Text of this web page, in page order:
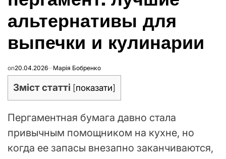
альтернативы для
выпечки и кулинарии
on20.04.2026 Марія Бобренко
Зміст статті [показати]
Пергаментная бумага давно стала
привычным помощником на кухне, но
когда ее запасы внезапно заканчиваются,